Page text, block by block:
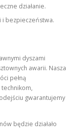
działanie.
i bezpieczeństwa.
dyszami
awarii. Nasza
pełną
gwarantujemy
będzie działało